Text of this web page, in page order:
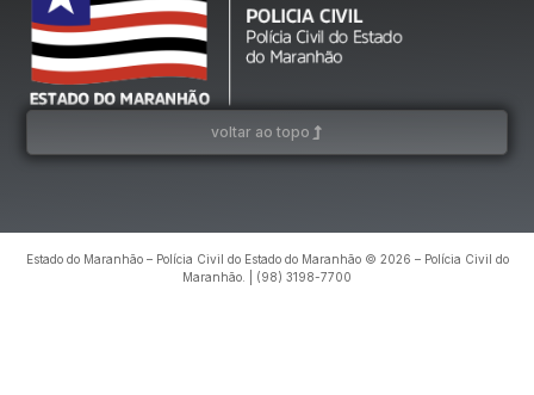
voltar ao topo
Estado do Maranhão – Polícia Civil do Estado do Maranhão © 2026 – Polícia Civil do
Maranhão. | (98) 3198-7700